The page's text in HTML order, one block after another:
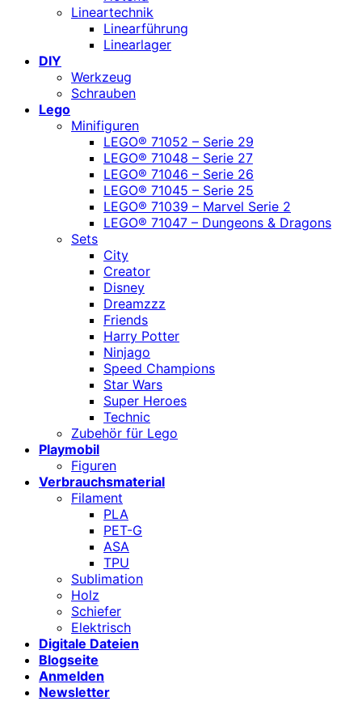
Lineartechnik
Linearführung
Linearlager
DIY
Werkzeug
Schrauben
Lego
Minifiguren
LEGO® 71052 – Serie 29
LEGO® 71048 – Serie 27
LEGO® 71046 – Serie 26
LEGO® 71045 – Serie 25
LEGO® 71039 – Marvel Serie 2
LEGO® 71047 – Dungeons & Dragons
Sets
City
Creator
Disney
Dreamzzz
Friends
Harry Potter
Ninjago
Speed Champions
Star Wars
Super Heroes
Technic
Zubehör für Lego
Playmobil
Figuren
Verbrauchsmaterial
Filament
PLA
PET-G
ASA
TPU
Sublimation
Holz
Schiefer
Elektrisch
Digitale Dateien
Blogseite
Anmelden
Newsletter